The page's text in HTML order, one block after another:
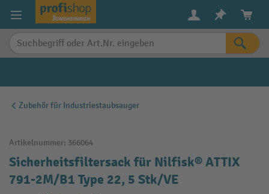
springen
Zubehör für Industriestaubsauger
Artikelnummer: 366064
Sicherheitsfiltersack für Nilfisk® ATTIX
791-2M/B1 Type 22, 5 Stk/VE